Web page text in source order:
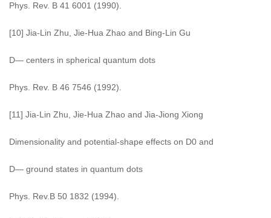
Phys. Rev. B 41 6001 (1990).
[10] Jia-Lin Zhu, Jie-Hua Zhao and Bing-Lin Gu
D— centers in spherical quantum dots
Phys. Rev. B 46 7546 (1992).
[11] Jia-Lin Zhu, Jie-Hua Zhao and Jia-Jiong Xiong
Dimensionality and potential-shape effects on D0 and
D— ground states in quantum dots
Phys. Rev.B 50 1832 (1994).